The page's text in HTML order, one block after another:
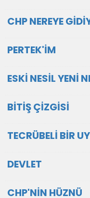
CHP NEREYE
PERTEK'İM
ESKİ NESİL YENİ
BİTİŞ ÇİZGİSİ
TECRÜBELİ BİR
DEVLET
CHP'NİN HÜZNÜ